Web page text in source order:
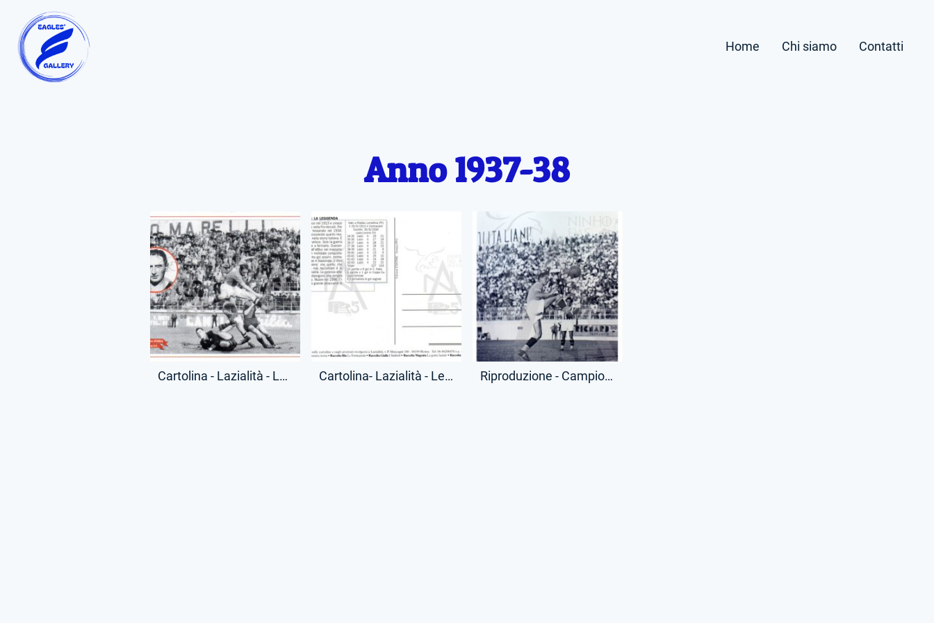
Home Chi siamo Contatti
Anno 1937-38
Cartolina - Lazialità - Leggenda Silvio Piola - Riproduzione Moderna - (Fronte) Cartolina- Lazialità - Leggenda Silvio Piola - Riproduzione Moderna - (Retro) Riproduzione - Campionato Serie A - Silvio Piola